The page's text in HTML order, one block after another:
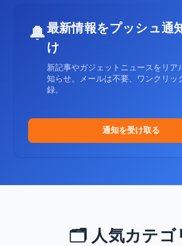
🔔最新情報をプッシュ通
け
新記事やガジェットニュースをリア
知らせ。メールは不要、ワンクリッ
録。
通知を受け取る
🗂️ 人気カテゴ